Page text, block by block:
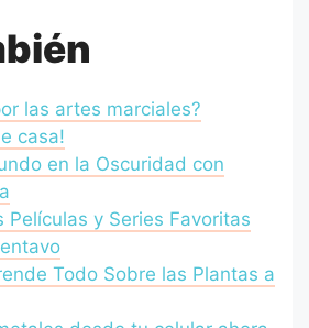
las artes marciales?
casa!
en la Oscuridad con
Películas y Series Favoritas
Todo Sobre las Plantas a